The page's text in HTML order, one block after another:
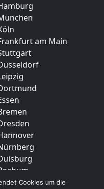
am Main
Cookies um die